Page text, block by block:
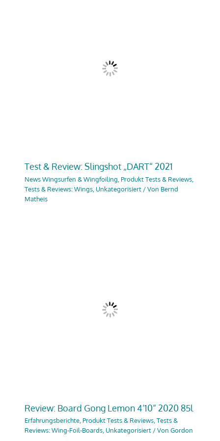
Test & Review: Slingshot „DART“ 2021
News Wingsurfen & Wingfoiling Produkt Tests & Reviews,
Tests & Reviews: Wings, Unkategorisiert/ Von Bernd
Matheis
Review: Board Gong Lemon 4‘10“ 2020 85l
Erfahrungsberichte, Produkt Tests & Reviews, Tests &
Reviews: Wing-Foil-Boards, Unkategorisiert/ Von Gordon